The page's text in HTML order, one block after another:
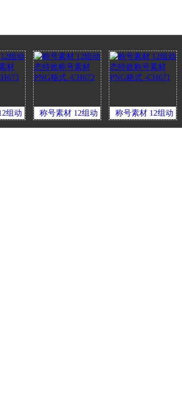
称号素材 12组动
态特效称号素材
称号素材 12组动
态特效称号素材
称
态